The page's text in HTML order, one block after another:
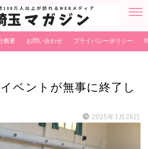
概要 お問い合わせ プライバシーポリシー
ベントが無事に終了し
2025年1月26日